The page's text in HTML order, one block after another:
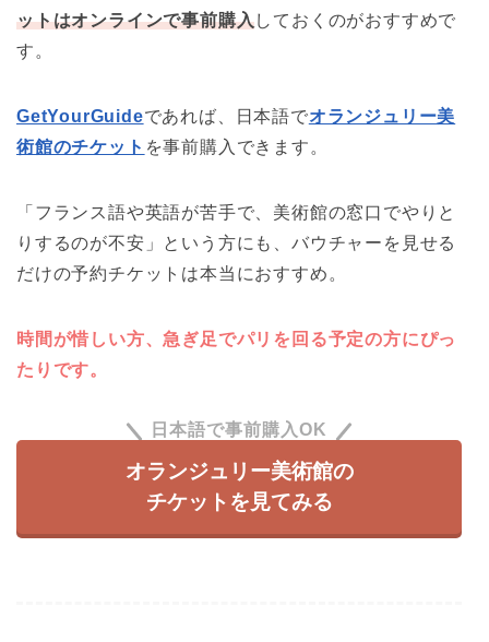
ットはオンラインで事前購入しておくのがおすすめで
す。
GetYourGuideであれば、日本語でオランジュリー美
術館のチケット を事前購入できます。
「フランス語や英語が苦手で、美術館の窓口でやりと
りするのが不安」という方にも、バウチャーを見せる
だけの予約チケットは本当におすすめ。
時間が惜しい方、急ぎ足でパリを回る予定の方にぴっ
たりです。
日本語で事前購入OK
オランジュリー美術館の
チケットを見てみる